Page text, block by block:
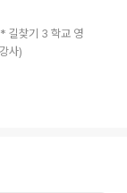
길찾기 3 학교 영
사)